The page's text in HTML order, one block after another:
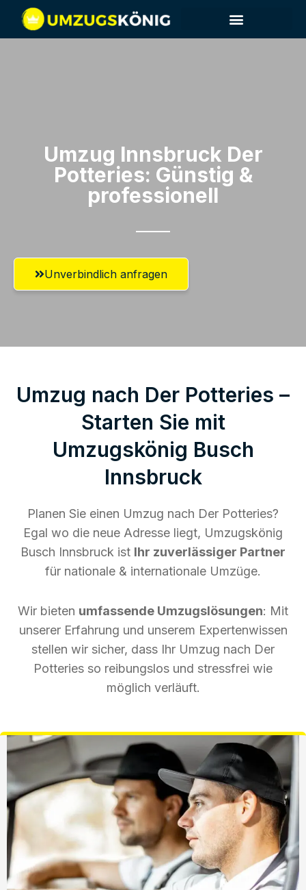
Umzug Innsbruck​ Der
Potteries: Günstig &
professionell​
Unverbindlich anfragen
Umzug nach Der Potteries –
Starten Sie mit
Umzugskönig Busch
Innsbruck
Planen Sie einen Umzug nach Der Potteries?
Egal wo die neue Adresse liegt, Umzugskönig
Busch Innsbruck ist Ihr zuverlässiger Partner
für nationale & internationale Umzüge.
Wir bieten umfassende Umzugslösungen: Mit
unserer Erfahrung und unserem Expertenwissen
stellen wir sicher, dass Ihr Umzug nach Der
Potteries so reibungslos und stressfrei wie
möglich verläuft.